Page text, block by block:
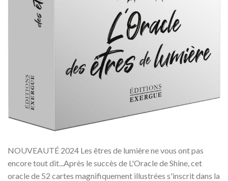
NOUVEAUTÉ 2024 Les êtres de lumière ne vous ont pas
encore tout dit...Après le succès de L'Oracle de Shine, cet
oracle de 52 cartes magnifiquement illustrées s'inscrit dans la